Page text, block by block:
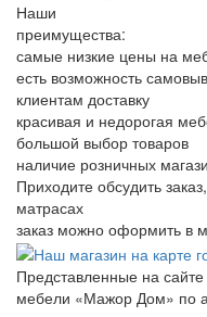
Наши
преимущества:
самые низкие цены на
есть возможность
клиентам доставку
красивая и недорогая
большой выбор товаров
наличие розничных
Приходите обсудить
матрасах
заказ можно оформить в
Представленные на
мебели «Мажор Дом» по